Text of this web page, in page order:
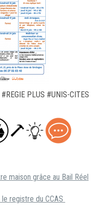
PLUS #UNIS-CITES
maison grâce au Bail Réel
registre du CCAS